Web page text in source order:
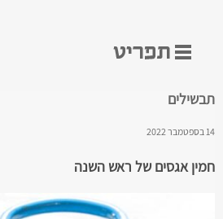
תבשילים
14 בספטמבר 2022
חמין אגסים של ראש השנה